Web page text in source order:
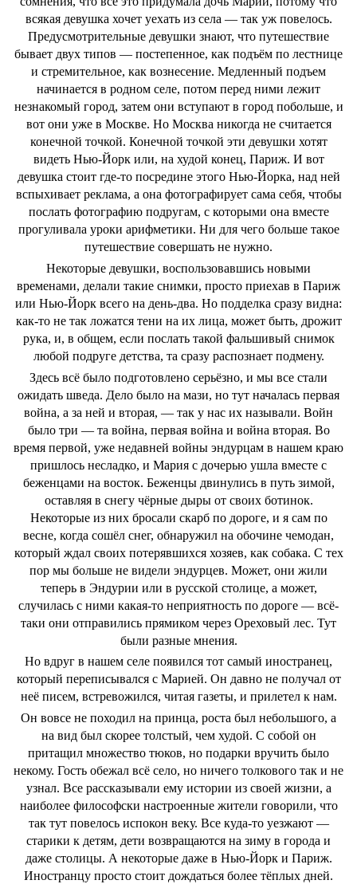
всякая девушка хочет уехать из села ― так уж повелось.
Предусмотрительные девушки знают, что путешествие
бывает двух типов ― постепенное, как подъём по лестнице
и стремительное, как вознесение. Медленный подъем
начинается в родном селе, потом перед ними лежит
незнакомый город, затем они вступают в город побольше, и
вот они уже в Москве. Но Москва никогда не считается
конечной точкой. Конечной точкой эти девушки хотят
видеть Нью-Йорк или, на худой конец, Париж. И вот
девушка стоит где-то посредине этого Нью-Йорка, над ней
вспыхивает реклама, а она фотографирует сама себя, чтобы
послать фотографию подругам, с которыми она вместе
прогуливала уроки арифметики. Ни для чего больше такое
путешествие совершать не нужно.
Некоторые девушки, воспользовавшись новыми
временами, делали такие снимки, просто приехав в Париж
или Нью-Йорк всего на день-два. Но подделка сразу видна:
как-то не так ложатся тени на их лица, может быть, дрожит
рука, и, в общем, если послать такой фальшивый снимок
любой подруге детства, та сразу распознает подмену.
Здесь всё было подготовлено серьёзно, и мы все стали
ожидать шведа. Дело было на мази, но тут началась первая
война, а за ней и вторая, ― так у нас их называли. Войн
было три ― та война, первая война и война вторая. Во
время первой, уже недавней войны эндурцам в нашем краю
пришлось несладко, и Мария с дочерью ушла вместе с
беженцами на восток. Беженцы двинулись в путь зимой,
оставляя в снегу чёрные дыры от своих ботинок.
Некоторые из них бросали скарб по дороге, и я сам по
весне, когда сошёл снег, обнаружил на обочине чемодан,
который ждал своих потерявшихся хозяев, как собака. С тех
пор мы больше не видели эндурцев. Может, они жили
теперь в Эндурии или в русской столице, а может,
случилась с ними какая-то неприятность по дороге ― всё-
таки они отправились прямиком через Ореховый лес. Тут
были разные мнения.
Но вдруг в нашем селе появился тот самый иностранец,
который переписывался с Марией. Он давно не получал от
неё писем, встревожился, читая газеты, и прилетел к нам.
Он вовсе не походил на принца, роста был небольшого, а
на вид был скорее толстый, чем худой. С собой он
притащил множество тюков, но подарки вручить было
некому. Гость обежал всё село, но ничего толкового так и не
узнал. Все рассказывали ему истории из своей жизни, а
наиболее философски настроенные жители говорили, что
так тут повелось испокон веку. Все куда-то уезжают ―
старики к детям, дети возвращаются на зиму в города и
даже столицы. А некоторые даже в Нью-Йорк и Париж.
Иностранцу просто стоит дождаться более тёплых дней.